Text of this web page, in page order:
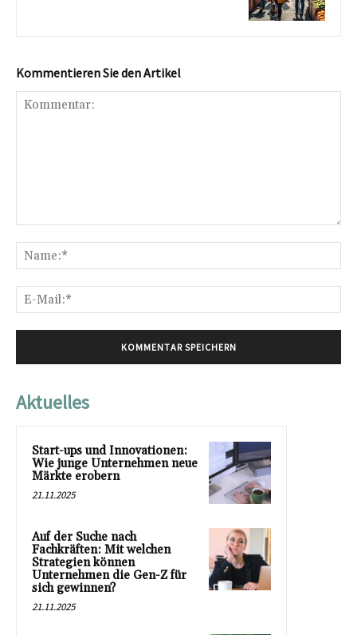
Kommentieren Sie den Artikel
Aktuelles
Start-ups und Innovationen:
Wie junge Unternehmen neue
Märkte erobern
21.11.2025
Auf der Suche nach
Fachkräften: Mit welchen
Strategien können
Unternehmen die Gen-Z für
sich gewinnen?
21.11.2025